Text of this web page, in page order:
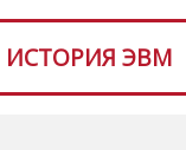
ИСТОРИЯ ЭВМ